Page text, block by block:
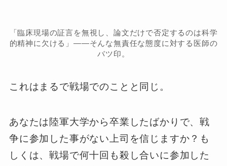
「臨床現場の証言を無視し、論文だけで否定するのは科学
的精神に欠ける」——そんな無責任な態度に対する医師の
バツ印。
これはまるで戦場でのことと同じ。
あなたは陸軍大学から卒業したばかりで、戦
争に参加した事がない上司を信じますか？も
しくは、戦場で何十回も殺し合いに参加した